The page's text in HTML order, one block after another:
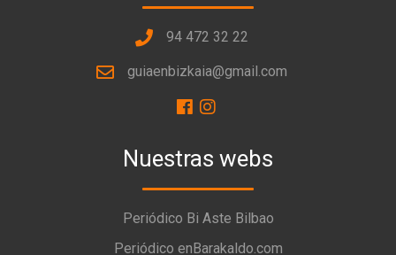
94 472 32 22
guiaenbizkaia@gmail.com
Nuestras webs
Periódico Bi Aste Bilbao
Periódico enBarakaldo.com